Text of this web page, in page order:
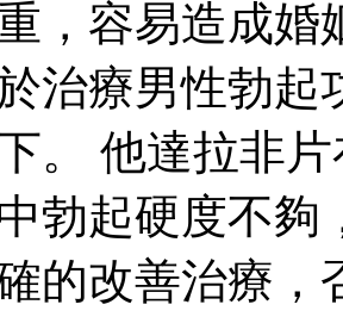
，容易造成婚
治療男性勃
。 他達拉非
勃起硬度不夠
的改善治療